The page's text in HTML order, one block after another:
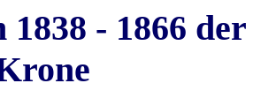
1838 - 1866